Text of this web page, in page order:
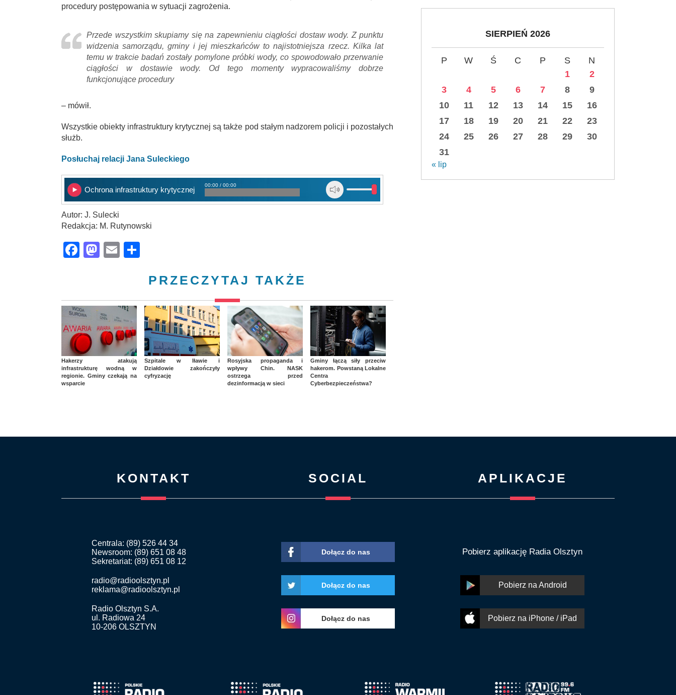
procedury postępowania w sytuacji zagrożenia.
Przede wszystkim skupiamy się na zapewnieniu ciągłości dostaw wody. Z punktu
widzenia samorządu, gminy i jej mieszkańców to najistotniejsza rzecz. Kilka lat
temu w trakcie badań zostały pomylone próbki wody, co spowodowało przerwanie
ciągłości w dostawie wody. Od tego momenty wypracowaliśmy dobrze
funkcjonujące procedury
– mówił.
Wszystkie obiekty infrastruktury krytycznej są także pod stałym nadzorem policji i pozostałych
służb.
Posłuchaj relacji Jana Suleckiego
Ochrona infrastruktury krytycznej
00:00 / 00:00
Autor: J. Sulecki
Redakcja: M. Rutynowski
Facebook
Mastodon
Email
PRZECZYTAJ TAKŻE
Hakerzy atakują
infrastrukturę wodną w
regionie. Gminy czekają na
wsparcie
Szpitale w Iławie i
Działdowie zakończyły
cyfryzację
Rosyjska propaganda i
wpływy Chin. NASK
ostrzega przed
dezinformacją w sieci
Gminy łączą siły przeciw
hakerom. Powstaną Lokalne
Centra
Cyberbezpieczeństwa?
SIERPIEŃ 2026
P W Ś C P S
N
1
2
3
4 5 6 7 8
9
10
11 12 13 14 15
16
17
18 19 20 21 22
23
24
25 26 27 28 29
30
31
« lip
KONTAKT
Centrala: (89) 526 44 34
Newsroom: (89) 651 08 48
Sekretariat: (89) 651 08 12
radio@radioolsztyn.pl
reklama@radioolsztyn.pl
Radio Olsztyn S.A.
ul. Radiowa 24
10-206 OLSZTYN
SOCIAL
Dołącz do nas
Dołącz do nas
Dołącz do nas
APLIKACJE
Pobierz aplikację Radia Olsztyn
Pobierz na Android
Pobierz na iPhone / iPad